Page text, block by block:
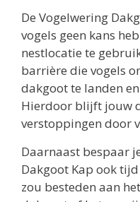
De Vogelwering
vogels geen kans
nestlocatie te
barrière die vogels
dakgoot te landen
Hierdoor blijft jouw
verstoppingen door
Daarnaast bespaar
Dakgoot Kap ook
zou besteden aan